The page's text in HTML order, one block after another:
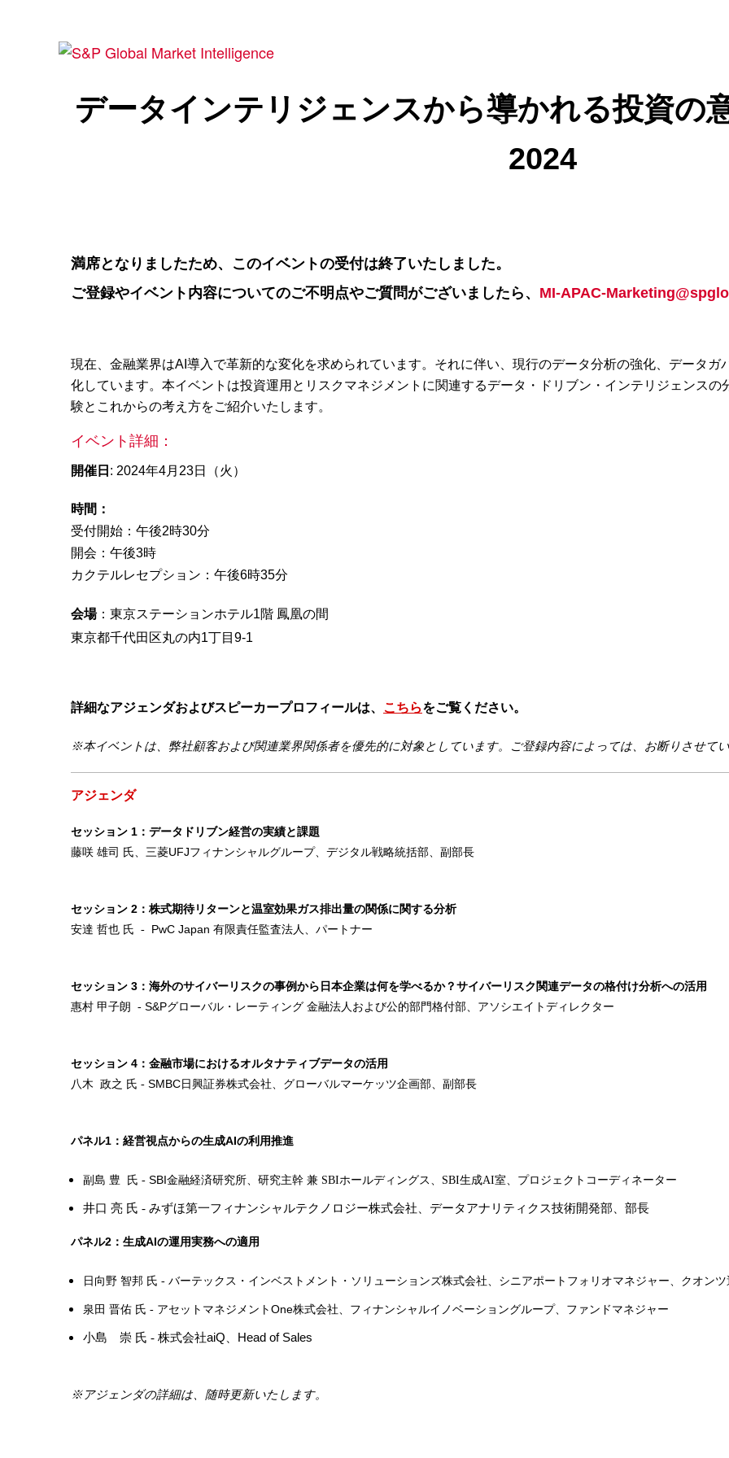
データインテリジェンスから導かれる投資の
2024
満席となりましたため、このイベントの受付は終了いたしました。
ご登録やイベント内容についてのご不明点やご質問がございましたら、 MI-APAC-
現在、金融業界はAI 導入で革新的な変化を求められています。それに伴い、現行のデータ分析の強化、データ
化しています。本イベントは投資運用とリスクマネジメントに関連するデータ・ドリブン・インテリジェンス
験とこれからの考え方をご紹介いたします。
イベント詳細：
開催日 : 2024年4月 23日（火）
時間：
受付開始：午後2時30分
開会：午後3時
カクテルレセプション：午後6時35分
会場： 東京ステーションホテル1階 鳳凰の間
東京都千代田区丸の内1丁目 9-1
詳細なアジェンダおよびスピーカープロフィールは、 こちらをご覧ください。
※本イベントは、弊社顧客および関連業界関係者を優先的に対象としています。ご登録内容によっては、お断りさせて
アジェンダ
セッション 1 ：データドリブン経営の実績と課題
藤咲 雄司 氏、三菱UFJフィナンシャルグループ、 デジタル戦略統括部、副部長
セッション 2 ：株式期待リターンと温室効果ガス排出量の関係に関する分析
安達 哲也 氏 - PwC Japan 有限責任監査法人、パートナー
セッション 3 ：海外のサイバーリスクの事例から日本企業は何を学べるか？サイバーリスク関連データの格付け分析への活用
惠村 甲子朗 - S&Pグローバル・レーティング 金融法人および公的部門格付部、アソシエイトディレクター
セッション 4 ：金融市場におけるオルタナティブデータの活用
八木 政之 氏 - SMBC 日興証券株式会社、グローバルマーケッツ企画部、副部長
パネル1 ：経営視点からの生成AIの利用推進
副島 豊 氏 - SBI金融経済研究所、研究主幹 兼 SBIホールディングス、 SBI生成AI室、プロジェクトコーディネーター
井口 亮 氏 - みずほ第一フィナンシャルテクノロジー株式会社、データアナリティクス技術開発部、部長
パネル2 ：生成AIの運用実務への適用
日向野 智邦 氏 - バーテックス・インベストメント・ソリューションズ株式会社、シニアポートフォリオマネジャー、クオン
泉田 晋佑 氏 - アセットマネジメント One株式会社、フィナンシャルイノベーショングループ、ファンドマネジャー
小島 崇 氏 - 株式会社aiQ Head of Sales
※アジェンダの詳細は、随時更新いたします。